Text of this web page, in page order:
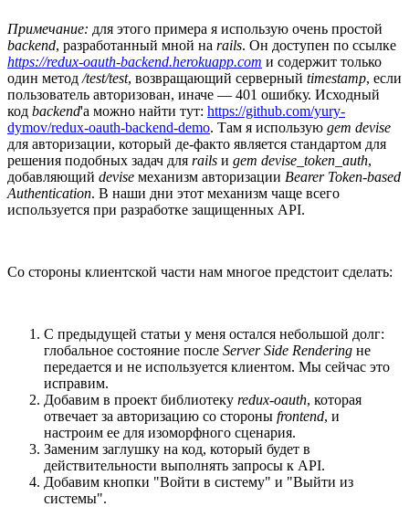
Примечание: для этого примера я использую очень простой
backend, разработанный мной на rails. Он доступен по ссылке
https://redux-oauth-backend.herokuapp.com и содержит только
один метод /test/test, возвращающий серверный timestamp, если
пользователь авторизован, иначе — 401 ошибку. Исходный
код backend'а можно найти тут: https://github.com/yury-
dymov/redux-oauth-backend-demo. Там я использую gem devise
для авторизации, который де-факто является стандартом для
решения подобных задач для rails и gem devise_token_auth,
добавляющий devise механизм авторизации Bearer Token-based
Authentication. В наши дни этот механизм чаще всего
используется при разработке защищенных API.
Со стороны клиентской части нам многое предстоит сделать:
С предыдущей статьи у меня остался небольшой долг:
глобальное состояние после Server Side Rendering не
передается и не используется клиентом. Мы сейчас это
исправим.
Добавим в проект библиотеку redux-oauth, которая
отвечает за авторизацию со стороны frontend, и
настроим ее для изоморфного сценария.
Заменим заглушку на код, который будет в
действительности выполнять запросы к API.
Добавим кнопки "Войти в систему" и "Выйти из
системы".